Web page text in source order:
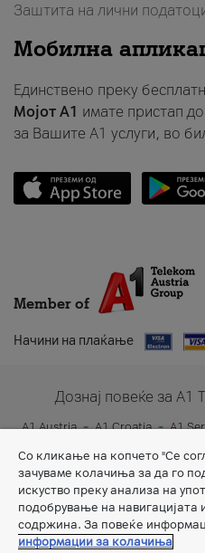
Заштита на лични
Мобилна
Единствено преку
Мојот A1 имате пристап
за Вашите A1 услуги, во
Member of
Начини на плаќање
Дознај повеќе за A1
A1 Austria A1 Croatia A1
A1 Slovenia
Со кликање на копчето "Се
зачуваме колачиња за да го
искуство преку анализа на
подобрување на
содржина. За повеќе
информации за колачиња